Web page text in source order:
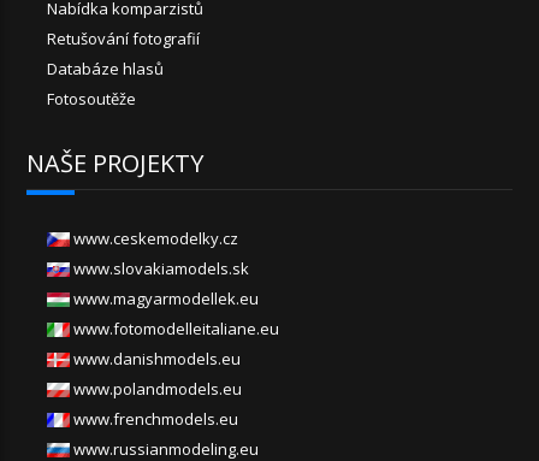
Nabídka komparzistů
Retušování fotografií
Databáze hlasů
Fotosoutěže
NAŠE PROJEKTY
www.ceskemodelky.cz
www.slovakiamodels.sk
www.magyarmodellek.eu
www.fotomodelleitaliane.eu
www.danishmodels.eu
www.polandmodels.eu
www.frenchmodels.eu
www.russianmodeling.eu